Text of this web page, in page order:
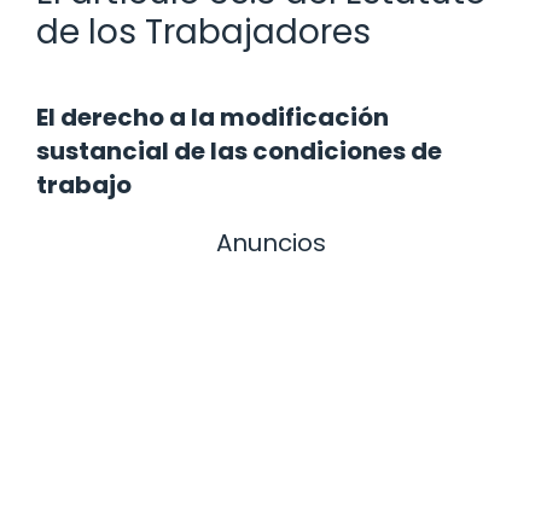
de los Trabajadores
El derecho a la modificación
sustancial de las condiciones de
trabajo
Anuncios